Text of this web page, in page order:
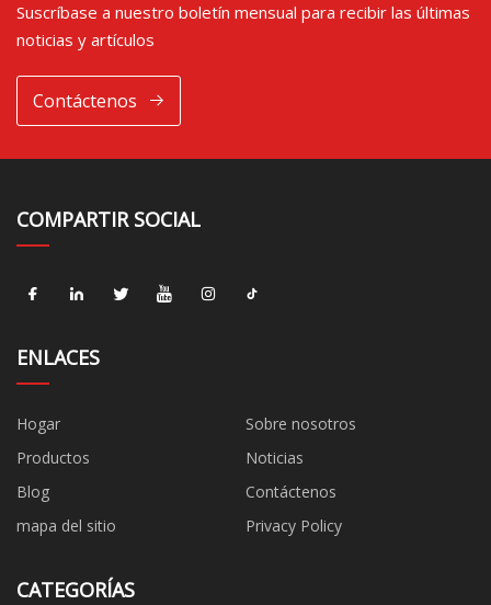
Suscríbase a nuestro boletín mensual para recibir las últimas
noticias y artículos
Contáctenos
COMPARTIR SOCIAL
ENLACES
Hogar
Sobre nosotros
Productos
Noticias
Blog
Contáctenos
mapa del sitio
Privacy Policy
CATEGORÍAS